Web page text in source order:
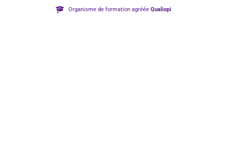
Organisme de formation agréée Qualiopi